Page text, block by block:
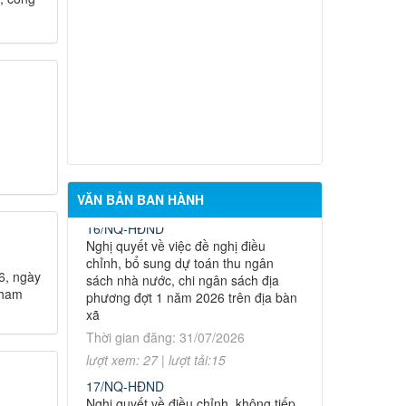
ngày
VĂN BẢN BAN HÀNH
16/NQ-HĐND
Nghị quyết về việc đề nghị điều
chỉnh, bổ sung dự toán thu ngân
sách nhà nước, chi ngân sách địa
phương đợt 1 năm 2026 trên địa bàn
xã
Thời gian đăng: 31/07/2026
lượt xem: 27 | lượt tải:15
17/NQ-HĐND
Nghị quyết về điều chỉnh, không tiếp
tục thực hiện một số chỉ tiêu và bổ
sung giải pháp thực hiện kế hoạch
Thông báo về việc niêm yết công khai
hồ sơ mất giấy chứng nhận quyền sử
dụng đất bà Nguyễn Thị Nguyệt Quới địa
chỉ thửa tại xã Hưng Thịnh, Thành phố
Đồng Nai